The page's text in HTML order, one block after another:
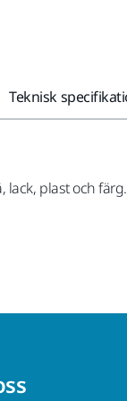
Teknisk
lack, plast och färg.